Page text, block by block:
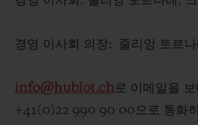
경영 이사회 의장: 줄리앙 토르나
info@hublot.ch로 이메일을
+41(0)22 990 90 00으로 통화